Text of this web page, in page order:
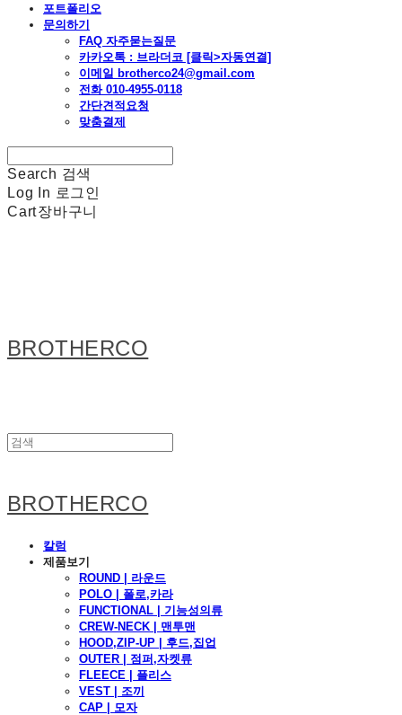
포트폴리오
문의하기
FAQ 자주묻는질문
카카오톡 : 브라더코 [클릭>자동연결]
이메일 brotherco24@gmail.com
전화 010-4955-0118
간단견적요청
맞춤결제
Search 검색
Log In 로그인
Cart장바구니
BROTHERCO
BROTHERCO
칼럼
제품보기
ROUND | 라운드
POLO | 폴로,카라
FUNCTIONAL | 기능성의류
CREW-NECK | 맨투맨
HOOD,ZIP-UP | 후드,집업
OUTER | 점퍼,자켓류
FLEECE | 플리스
VEST | 조끼
CAP | 모자